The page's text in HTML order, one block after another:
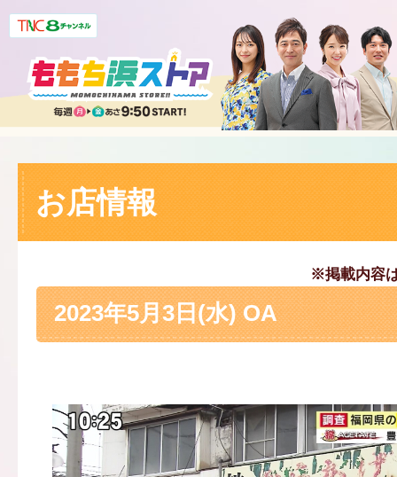
お店情報
※掲載内容
2023年5月3日(水) OA